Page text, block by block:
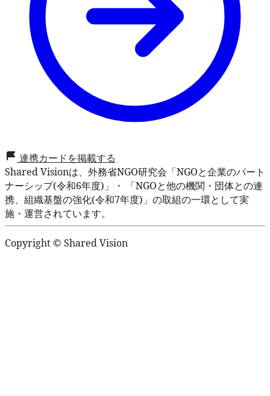
連携カードを掲載する
Shared Visionは、外務省NGO研究会「NGOと企業のパート
ナーシップ(令和6年度)」・ 「NGOと他の機関・団体との連
携、組織基盤の強化(令和7年度)」の取組の一環として実
施・運営されています。
Copyright ©️ Shared Vision